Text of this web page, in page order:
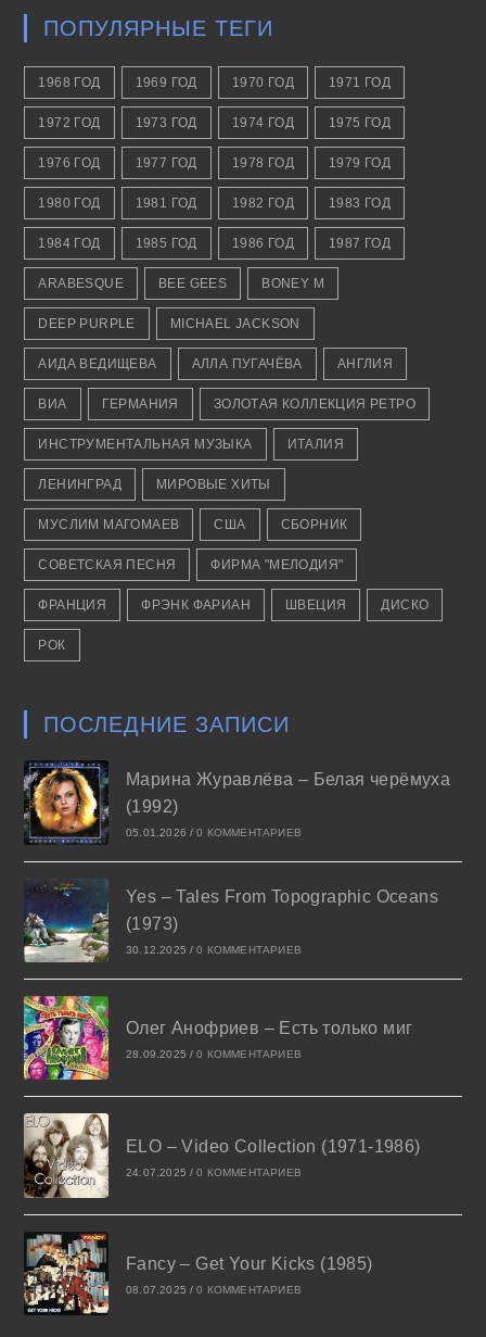
ПОПУЛЯРНЫЕ ТЕГИ
1968 ГОД 1969 ГОД 1970 ГОД 1971 ГОД
1972 ГОД 1973 ГОД 1974 ГОД 1975 ГОД
1976 ГОД 1977 ГОД 1978 ГОД 1979 ГОД
1980 ГОД 1981 ГОД 1982 ГОД 1983 ГОД
1984 ГОД 1985 ГОД 1986 ГОД 1987 ГОД
ARABESQUE BEE GEES BONEY M
DEEP PURPLE MICHAEL JACKSON
АИДА ВЕДИЩЕВА АЛЛА ПУГАЧЁВА АНГЛИЯ
ВИА ГЕРМАНИЯ ЗОЛОТАЯ КОЛЛЕКЦИЯ РЕТРО
ИНСТРУМЕНТАЛЬНАЯ МУЗЫКА ИТАЛИЯ
ЛЕНИНГРАД МИРОВЫЕ ХИТЫ
МУСЛИМ МАГОМАЕВ США СБОРНИК
СОВЕТСКАЯ ПЕСНЯ ФИРМА "МЕЛОДИЯ"
ФРАНЦИЯ ФРЭНК ФАРИАН ШВЕЦИЯ ДИСКО
РОК
ПОСЛЕДНИЕ ЗАПИСИ
Марина Журавлёва – Белая черёмуха
(1992)
05.01.2026 / 0 КОММЕНТАРИЕВ
Yes – Tales From Topographic Oceans
(1973)
30.12.2025 / 0 КОММЕНТАРИЕВ
Олег Анофриев – Есть только миг
28.09.2025 / 0 КОММЕНТАРИЕВ
ELO – Video Collection (1971-1986)
24.07.2025 / 0 КОММЕНТАРИЕВ
Fancy – Get Your Kicks (1985)
08.07.2025 / 0 КОММЕНТАРИЕВ